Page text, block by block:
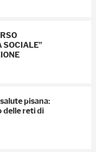
SOCIALE”
pisana:
delle reti di